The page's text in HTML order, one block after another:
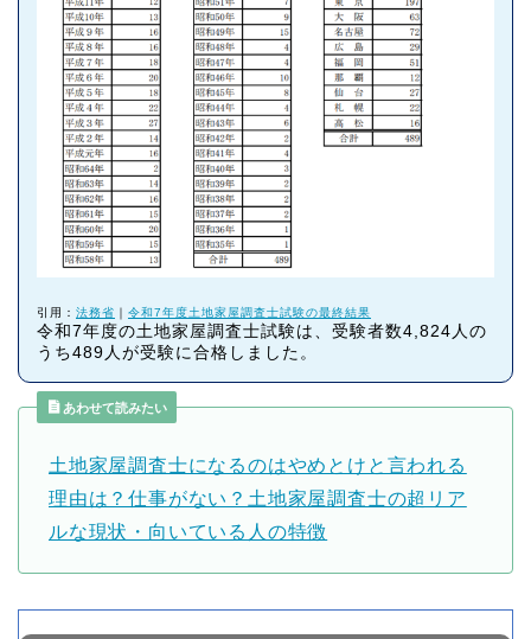
引用： 法務省 ｜ 令和7年度土地家屋調査士試験の最終結果
令和7年度の土地家屋調査士試験は、受験者数4,824人の
うち489人が受験に合格しました。
あわせて読みたい
土地家屋調査士になるのはやめとけと言われる
理由は？仕事がない？土地家屋調査士の超リア
ルな現状・向いている人の特徴